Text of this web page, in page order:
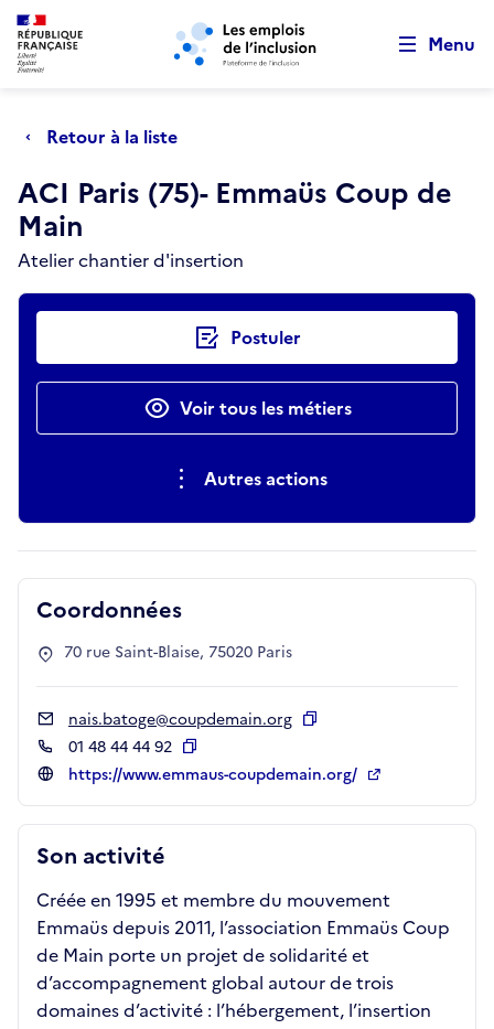
Aller au menu principal Aller au contenu principal
Menu
Retour à la liste
ACI Paris (75)- Emmaüs Coup de
Main
Atelier chantier d'insertion
Actions rapides Postuler
Voir tous les métiers
Autres actions
Son activité
Créée en 1995 et membre du mouvement
Emmaüs depuis 2011, l’association Emmaüs Coup
de Main porte un projet de solidarité et
d’accompagnement global autour de trois
domaines d’activité : l’hébergement, l’insertion
Coordonnées
70 rue Saint-Blaise, 75020 Paris
nais.batoge@coupdemain.org
01 48 44 44 92
Copier
https://www.emmaus-coupdemain.org/
Retour au début de la page
Panneau de gestion des cookies